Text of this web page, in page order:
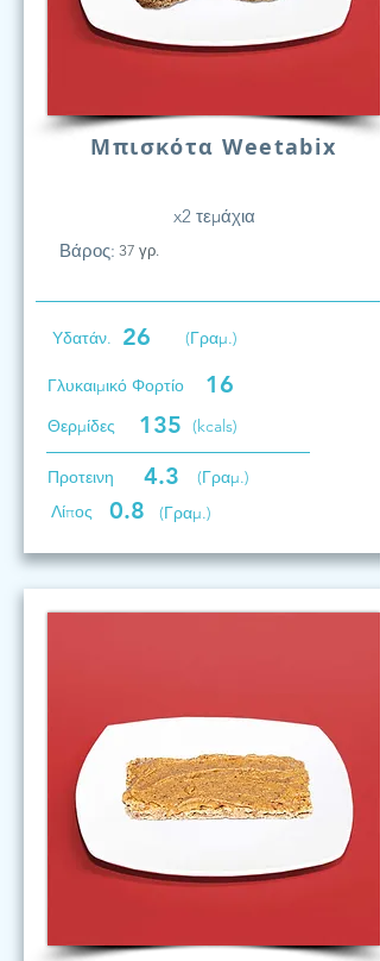
Μπισκότα Weetabix
x2 τεμάχια
Βάρος: 37 γρ.
Υδατάν. 26 (Γραμ.)
Γλυκαιμικό Φορτίο 16
Θερμίδες 135 (kcals)
Προτεινη 4.3
(Γραμ.)
Λίπος
0.8 (Γραμ.)